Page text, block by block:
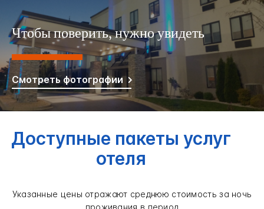
Чтобы поверить, нужно увидеть
Смотреть фотографии
Доступные пакеты услуг
отеля
Указанные цены отражают среднюю стоимость за ночь